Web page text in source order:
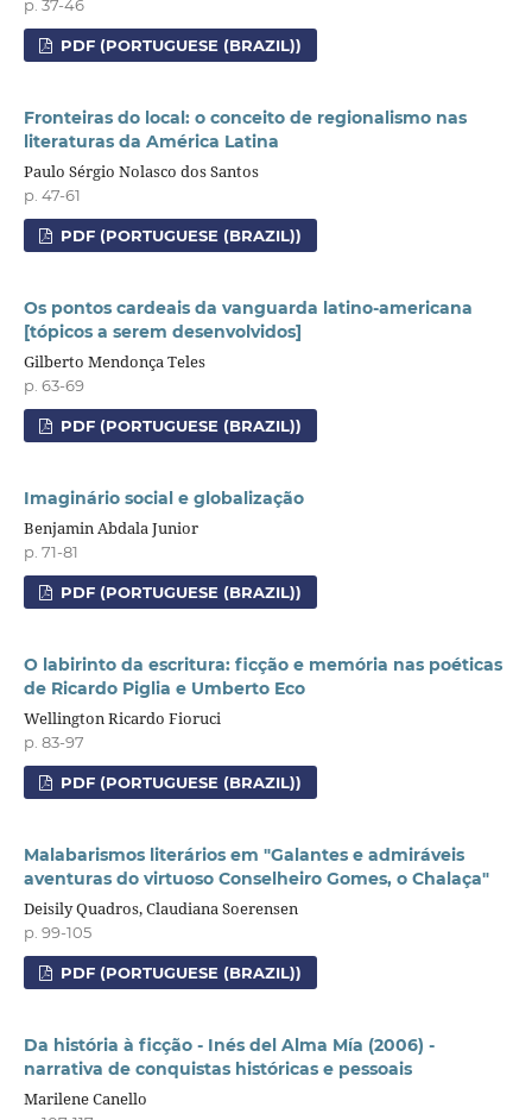
p. 37-46
PDF (PORTUGUESE (BRAZIL))
Fronteiras do local: o conceito de regionalismo nas
literaturas da América Latina
Paulo Sérgio Nolasco dos Santos
p. 47-61
PDF (PORTUGUESE (BRAZIL))
Os pontos cardeais da vanguarda latino-americana
[tópicos a serem desenvolvidos]
Gilberto Mendonça Teles
p. 63-69
PDF (PORTUGUESE (BRAZIL))
Imaginário social e globalização
Benjamin Abdala Junior
p. 71-81
PDF (PORTUGUESE (BRAZIL))
O labirinto da escritura: ficção e memória nas poéticas
de Ricardo Piglia e Umberto Eco
Wellington Ricardo Fioruci
p. 83-97
PDF (PORTUGUESE (BRAZIL))
Malabarismos literários em "Galantes e admiráveis
aventuras do virtuoso Conselheiro Gomes, o Chalaça"
Deisily Quadros, Claudiana Soerensen
p. 99-105
PDF (PORTUGUESE (BRAZIL))
Da história à ficção - Inés del Alma Mía (2006) -
narrativa de conquistas históricas e pessoais
Marilene Canello